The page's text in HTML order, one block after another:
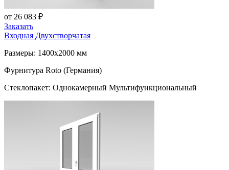
от 26 083 ₽
Заказать
Входная Двухстворчатая
Размеры: 1400x2000 мм
Фурнитура Roto (Германия)
Стеклопакет: Однокамерный Мультифункциональный